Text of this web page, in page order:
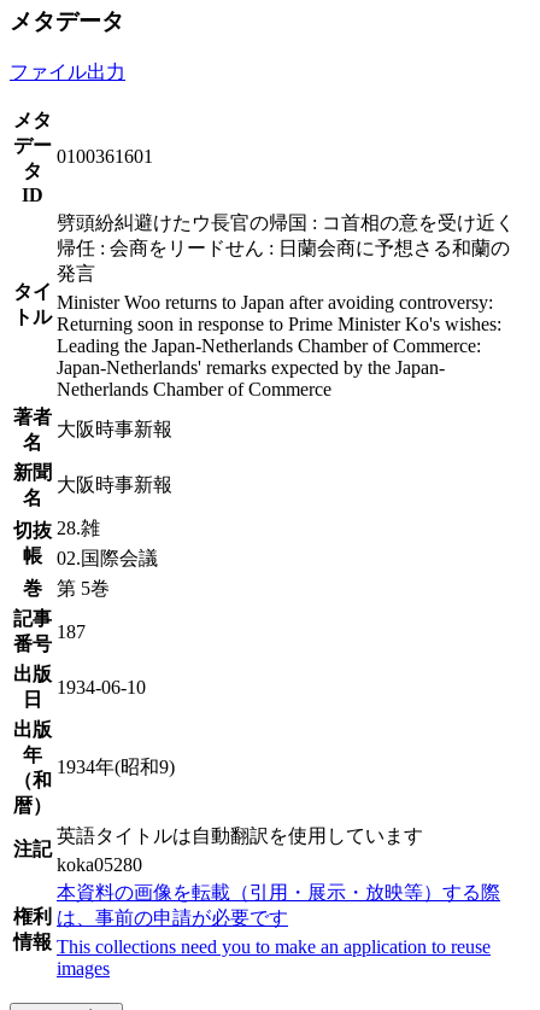
メタデータ
ファイル出力
メタ
デー
タ
ID
0100361601
タイ
トル
劈頭紛糾避けたウ長官の帰国 : コ首相の意を受け近く
帰任 : 会商をリードせん : 日蘭会商に予想さる和蘭の
発言
Minister Woo returns to Japan after avoiding controversy:
Returning soon in response to Prime Minister Ko's wishes:
Leading the Japan-Netherlands Chamber of Commerce:
Japan-Netherlands' remarks expected by the Japan-
Netherlands Chamber of Commerce
著者
名
大阪時事新報
新聞
名
大阪時事新報
切抜
帳
28.雑
02.国際会議
巻
第 5巻
記事
番号
187
出版
日
1934-06-10
出版
年
（和
暦）
1934年(昭和9)
注記
英語タイトルは自動翻訳を使用しています
koka05280
権利
情報
本資料の画像を転載（引用・展示・放映等）する際
は、事前の申請が必要です
This collections need you to make an application to reuse
images